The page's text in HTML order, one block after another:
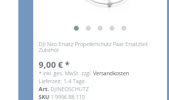
DJI Neo Ersatz Propellerschutz Paar Ersatzteil
Zubehör
9,00 € *
* inkl. ges. MwSt. zzgl.Versandkosten
Lieferzeit: 1-4 Tage
Art. DJINEOSCHUTZ
SKU 1.9996.88.110